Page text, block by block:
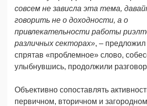
совсем не зависла эта тема,
говорить не о доходности, а о
привлекательности работы
различных секторах», –
спрятав «проблемное» слово,
улыбнувшись, продолжили
Объективно сопоставлять
первичном, вторичном и